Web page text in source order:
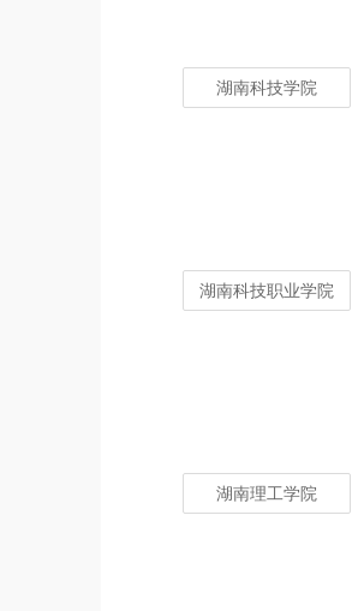
湖南科技学院
湖南科技职业学院
湖南理工学院